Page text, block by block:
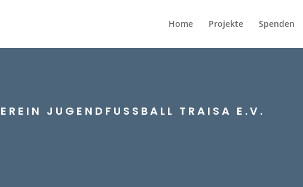
Home Projekte Spenden
JUGENDFUSSBALL TRAISA E.V.